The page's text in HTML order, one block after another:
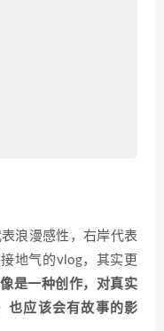
浪漫感性，右岸代表
地气的vlog，其实更
是一种创作，对真实
也应该会有故事的影